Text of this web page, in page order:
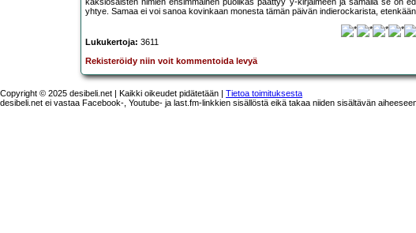
kaksiosaisten nimien ensimmäinen puolikas päättyy y-kirjaimeen ja samalla se on
yhtye. Samaa ei voi sanoa kovinkaan monesta tämän päivän indierockarista,
Lukukertoja: 3611
Rekisteröidy niin voit kommentoida levyä
Copyright © 2025 desibeli.net | Kaikki oikeudet pidätetään | Tietoa toimituksesta
desibeli.net ei vastaa Facebook-, Youtube- ja last.fm-linkkien sisällöstä eikä takaa niiden sisältävän